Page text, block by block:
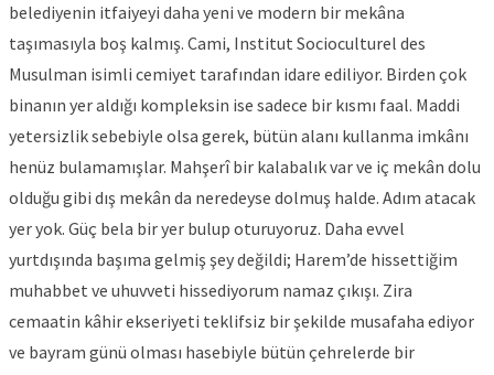
belediyenin itfaiyeyi daha yeni ve modern bir mekâna
taşımasıyla boş kalmış. Cami, Institut Socioculturel des
Musulman isimli cemiyet tarafından idare ediliyor. Birden çok
binanın yer aldığı kompleksin ise sadece bir kısmı faal. Maddi
yetersizlik sebebiyle olsa gerek, bütün alanı kullanma imkânı
henüz bulamamışlar. Mahşerî bir kalabalık var ve iç mekân dolu
olduğu gibi dış mekân da neredeyse dolmuş halde. Adım atacak
yer yok. Güç bela bir yer bulup oturuyoruz. Daha evvel
yurtdışında başıma gelmiş şey değildi; Harem’de hissettiğim
muhabbet ve uhuvveti hissediyorum namaz çıkışı. Zira
cemaatin kâhir ekseriyeti teklifsiz bir şekilde musafaha ediyor
ve bayram günü olması hasebiyle bütün çehrelerde bir